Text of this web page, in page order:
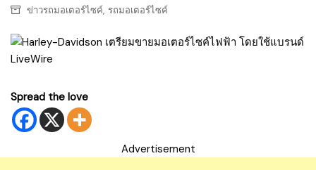
ข่าวรถมอเตอร์ไซค์, รถมอเตอร์ไซค์
Spread the love
Advertisement